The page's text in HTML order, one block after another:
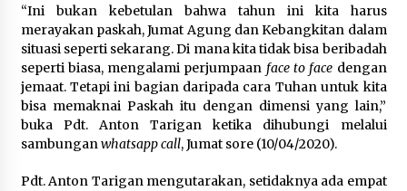
“Ini bukan kebetulan bahwa tahun ini kita harus
merayakan paskah, Jumat Agung dan Kebangkitan dalam
situasi seperti sekarang. Di mana kita tidak bisa beribadah
seperti biasa, mengalami perjumpaan face to face dengan
jemaat. Tetapi ini bagian daripada cara Tuhan untuk kita
bisa memaknai Paskah itu dengan dimensi yang lain,”
buka Pdt. Anton Tarigan ketika dihubungi melalui
sambunganwhatsapp call, Jumat sore (10/04/2020).
Pdt. Anton Tarigan mengutarakan, setidaknya ada empat